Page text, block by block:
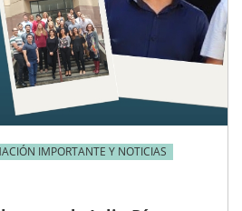
IMPORTANTE Y NOTICIAS